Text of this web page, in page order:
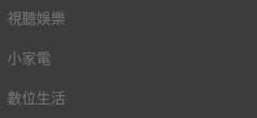
視聽娛樂
小家電
數位生活